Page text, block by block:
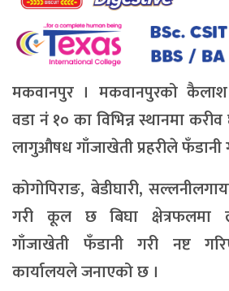
मकवानपुर । मकवानपुरको कैलाश
वडा नं १० का विभिन्न स्थानमा
लागुऔषध गाँजाखेती प्रहरीले फँडानी
कोगोपिराङ, बेडीघारी,
गरी कूल छ बिघा क्षेत्रफलमा
गाँजाखेती फँडानी गरी नष्ट
कार्यालयले जनाएको छ ।